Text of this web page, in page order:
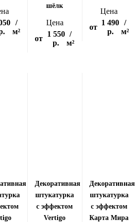
/
м²
шёлк
Цена
от
1 550
р.
/
м²
Цена
от
1 490
р.
/
м²
Декоративная
штукатурка
с эффектом
Vertigo
Декоративная
штукатурка
с эффектом
Карта Мира